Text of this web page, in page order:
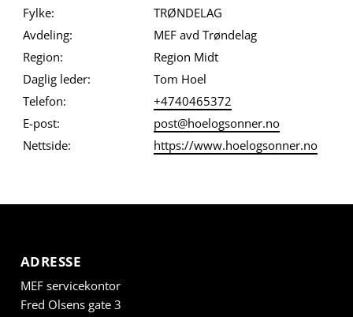
Fylke:
TRØNDELAG
Avdeling:
MEF avd Trøndelag
Region:
Region Midt
Daglig leder:
Tom Hoel
Telefon:
+4740465372
E-post:
post@hoelogsonner.no
Nettside:
https://www.hoelogsonner.no
ADRESSE
MEF servicekontor
Fred Olsens gate 3